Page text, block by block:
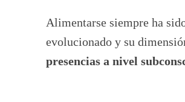
Alimentarse siempre ha
evolucionado y su
presencias a nivel